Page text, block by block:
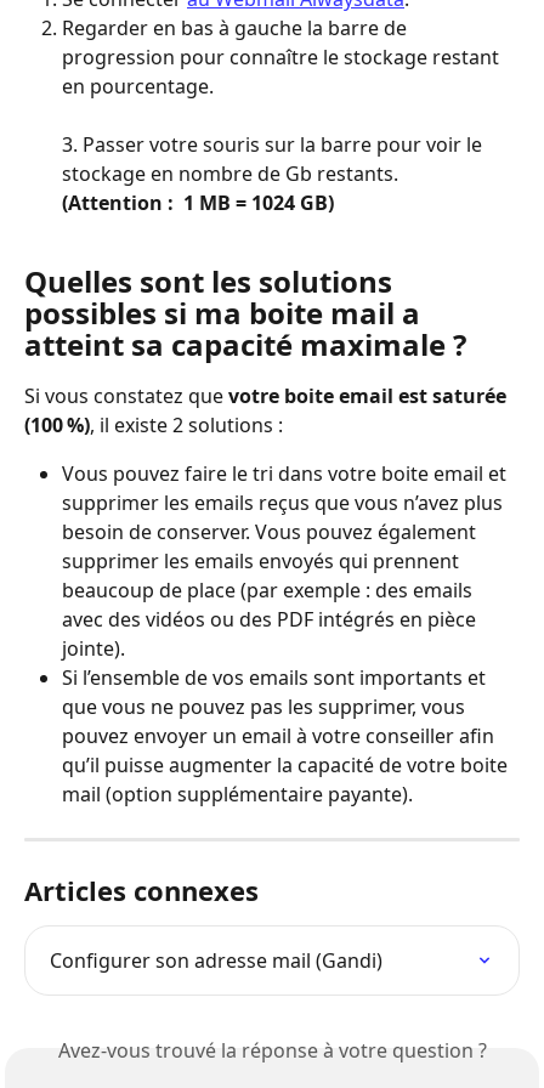
Regarder en bas à gauche la barre de
progression pour connaître le stockage restant
en pourcentage.
3. Passer votre souris sur la barre pour voir le
stockage en nombre de Gb restants.
(Attention :  1 MB = 1024 GB)
Quelles sont les solutions
possibles si ma boite mail a
atteint sa capacité maximale ?
Si vous constatez que votre boite email est saturée
(100 %), il existe 2 solutions :
Vous pouvez faire le tri dans votre boite email et
supprimer les emails reçus que vous n’avez plus
besoin de conserver. Vous pouvez également
supprimer les emails envoyés qui prennent
beaucoup de place (par exemple : des emails
avec des vidéos ou des PDF intégrés en pièce
jointe).
Si l’ensemble de vos emails sont importants et
que vous ne pouvez pas les supprimer, vous
pouvez envoyer un email à votre conseiller afin
qu’il puisse augmenter la capacité de votre boite
mail (option supplémentaire payante).
Articles connexes
Configurer son adresse mail (Gandi)
Avez-vous trouvé la réponse à votre question ?